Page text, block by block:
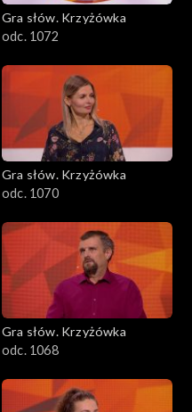
Gra słów. Krzyżówka
odc. 1072
Gra słów. Krzyżówka
odc. 1070
Gra słów. Krzyżówka
odc. 1068